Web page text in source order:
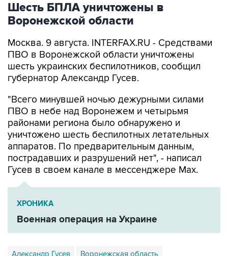
Шесть БПЛА уничтожены в
Воронежской области
Москва. 9 августа. INTERFAX.RU - Средствами
ПВО в Воронежской области уничтожены
шесть украинских беспилотников, сообщил
губернатор Александр Гусев.
"Всего минувшей ночью дежурными силами
ПВО в небе над Воронежем и четырьмя
районами региона было обнаружено и
уничтожено шесть беспилотных летательных
аппаратов. По предварительным данным,
пострадавших и разрушений нет", - написал
Гусев в своем канале в мессенджере Max.
ХРОНИКА
Военная операция на Украине
Александр Гусев Воронежская область